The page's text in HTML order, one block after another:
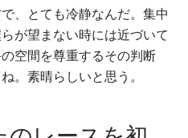
、とても冷静なんだ。集中
が望まない時には近づいて
空間を尊重するその判断
。素晴らしいと思う。